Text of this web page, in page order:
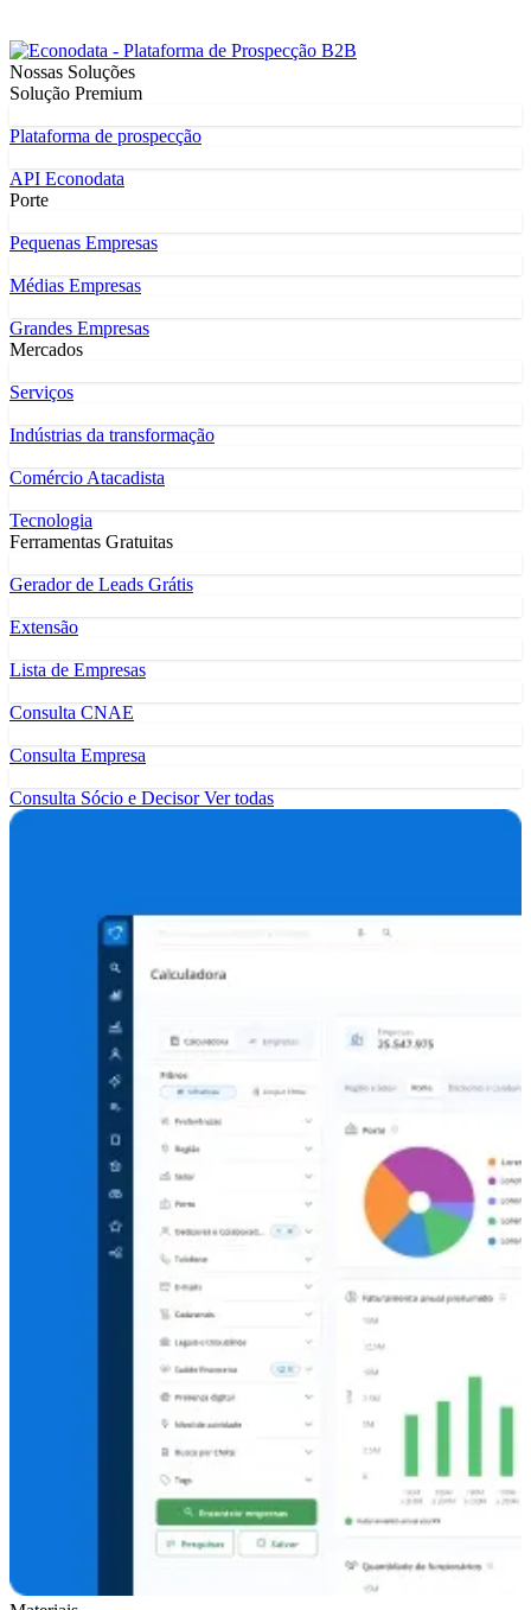
Nossas Soluções
Solução Premium
Plataforma de prospecção
API Econodata
Porte
Pequenas Empresas
Médias Empresas
Grandes Empresas
Mercados
Serviços
Indústrias da transformação
Comércio Atacadista
Tecnologia
Ferramentas Gratuitas
Gerador de Leads Grátis
Extensão
Lista de Empresas
Consulta CNAE
Consulta Empresa
Consulta Sócio e DecisorVer todas